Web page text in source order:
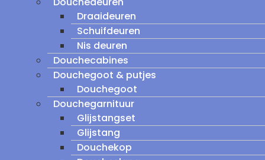
Draaideuren
Schuifdeuren
Nis deuren
Douchecabines
Douchegoot & putjes
Douchegoot
Douchegarnituur
Glijstangset
Glijstang
Douchekop